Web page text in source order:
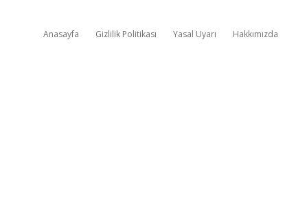
Anasayfa Gizlilik Politikası Yasal Uyarı Hakkımızda